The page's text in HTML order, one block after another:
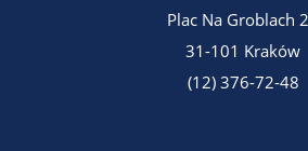
Plac Na Groblach
31-101 Kraków
(12) 376-72-48